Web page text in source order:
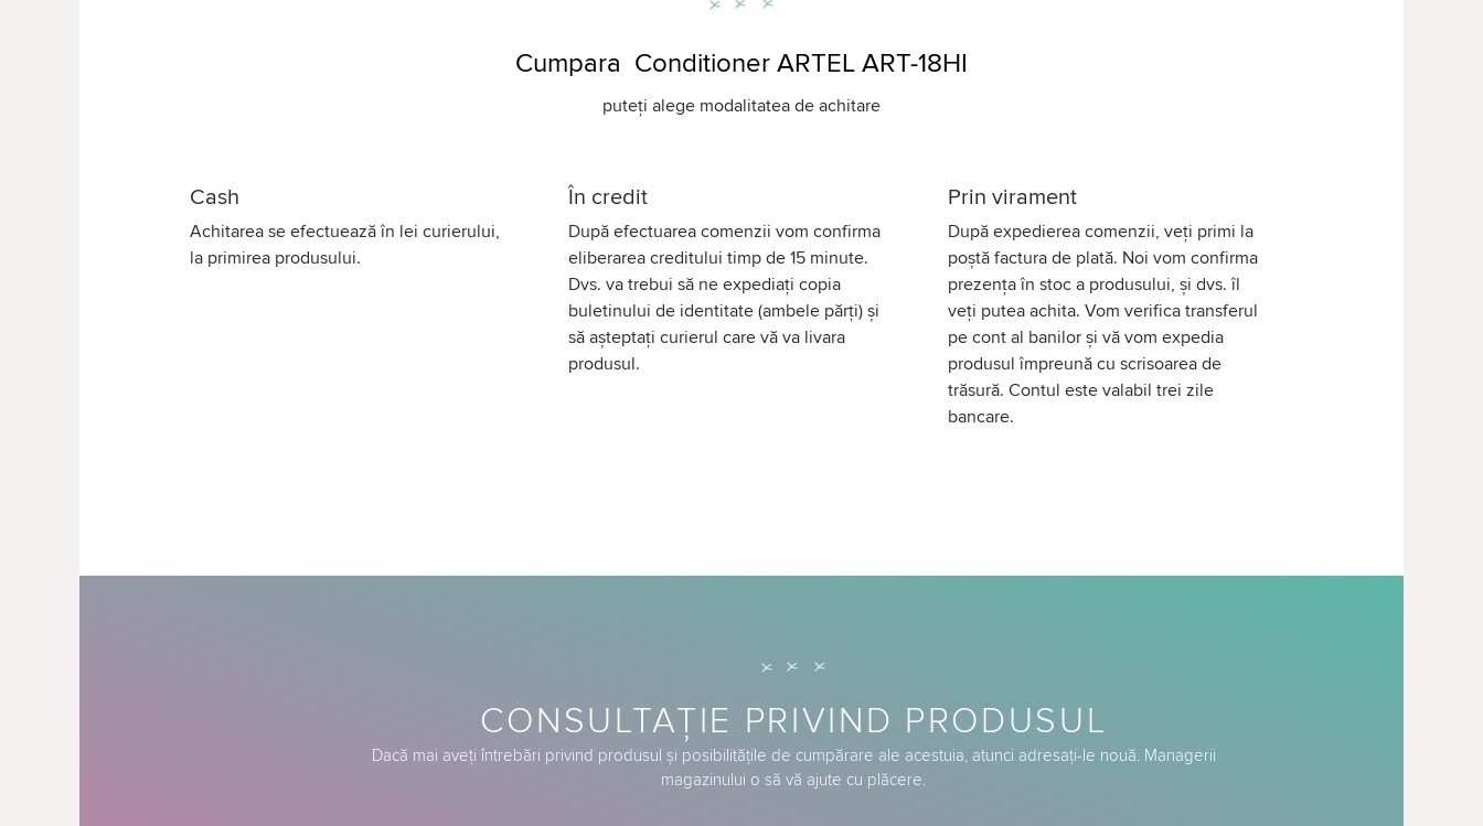
Cumpara Conditioner ARTEL ART-18HI
puteți alege modalitatea de achitare
Cash
Achitarea se efectuează în lei curierului,
la primirea produsului.
În credit
După efectuarea comenzii vom confirma
eliberarea creditului timp de 15 minute.
Dvs. va trebui să ne expediați copia
buletinului de identitate (ambele părți) și
să așteptați curierul care vă va livara
produsul.
Prin virament
După expedierea comenzii, veți primi la
poștă factura de plată. Noi vom confirma
prezența în stoc a produsului, și dvs. îl
veți putea achita. Vom verifica transferul
pe cont al banilor și vă vom expedia
produsul împreună cu scrisoarea de
trăsură. Contul este valabil trei zile
bancare.
CONSULTAȚIE PRIVIND PRODUSUL
Dacă mai aveți întrebări privind produsul și posibilitățile de cumpărare ale acestuia, atunci adresați-le nouă. Managerii
magazinului o să vă ajute cu plăcere.